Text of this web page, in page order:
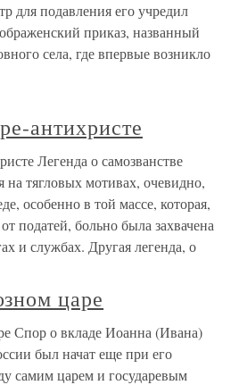
для подавления его учредил
приказ, названный
села, где впервые возникло
антихристе
Легенда о самозванстве
на тягловых мотивах, очевидно,
особенно в той массе, которая,
податей, больно была захвачена
и службах. Другая легенда, о
царе
Спор о вкладе Иоанна (Ивана)
был начат еще при его
самим царем и государевым